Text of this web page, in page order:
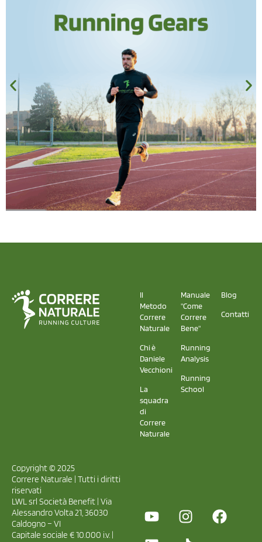
Il
Metodo
Correre
Naturale
Chi è
Daniele
Vecchioni
La
squadra
di
Correre
Naturale
Manuale
"Come
Correre
Bene"
Running
Analysis
Running
School
Blog
Contatti
Copyright © 2025
Correre Naturale | Tutti i diritti
riservati
LWL srl Società Benefit | Via
Alessandro Volta 21, 36030
Caldogno – VI
Capitale sociale € 10.000 i.v. |